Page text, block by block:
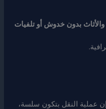
بدون خدوش أو تلفيات
عملية النقل بتكون سلسة،